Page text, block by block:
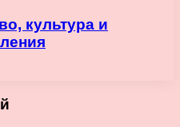
культура и